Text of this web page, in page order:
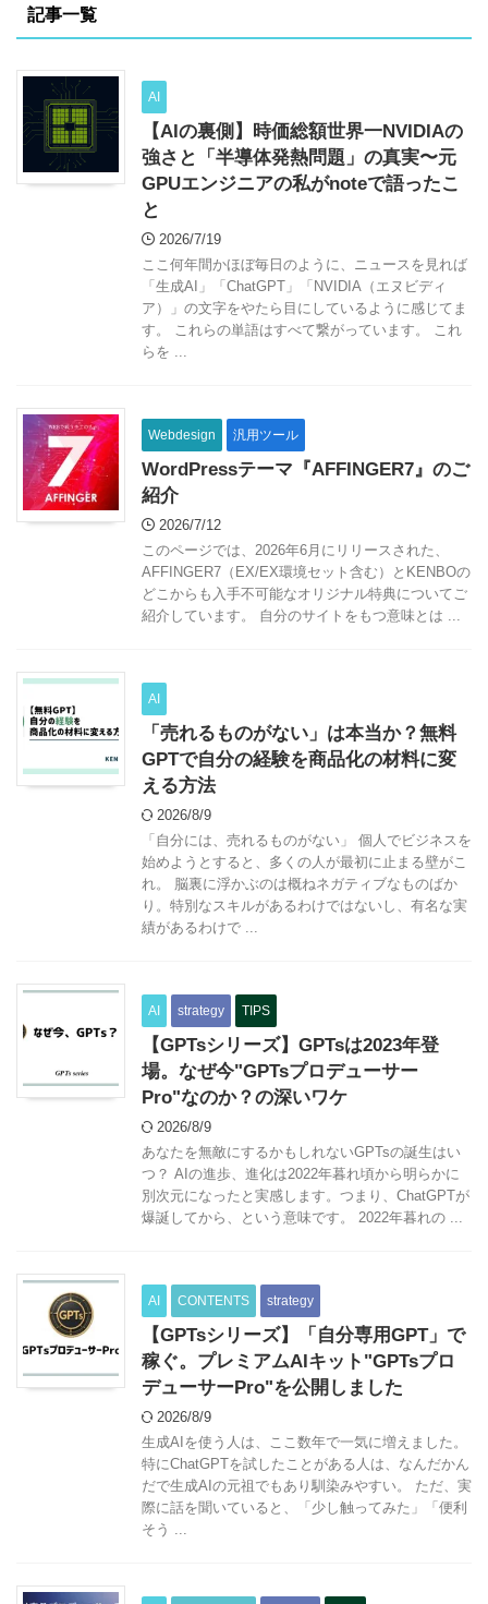
るを得ない思いで ...
記事一覧
AI
【AIの裏側】時価総額世界一NVIDIAの
強さと「半導体発熱問題」の真実〜元
GPUエンジニアの私がnoteで語ったこ
と
2026/7/19
ここ何年間かほぼ毎日のように、ニュースを見れば
「生成AI」「ChatGPT」「NVIDIA（エヌビディ
ア）」の文字をやたら目にしているように感じてま
す。 これらの単語はすべて繋がっています。 これ
らを ...
Webdesign 汎用ツール
WordPressテーマ『AFFINGER7』のご
紹介
2026/7/12
このページでは、2026年6月にリリースされた、
AFFINGER7（EX/EX環境セット含む）とKENBOの
どこからも入手不可能なオリジナル特典についてご
紹介しています。 自分のサイトをもつ意味とは ...
AI
「売れるものがない」は本当か？無料
GPTで自分の経験を商品化の材料に変
える方法
2026/8/9
「自分には、売れるものがない」 個人でビジネスを
始めようとすると、多くの人が最初に止まる壁がこ
れ。 脳裏に浮かぶのは概ねネガティブなものばか
り。特別なスキルがあるわけではないし、有名な実
績があるわけで ...
AI strategy TIPS
【GPTsシリーズ】GPTsは2023年登
場。なぜ今"GPTsプロデューサー
Pro"なのか？の深いワケ
2026/8/9
あなたを無敵にするかもしれないGPTsの誕生はい
つ？ AIの進歩、進化は2022年暮れ頃から明らかに
別次元になったと実感します。つまり、ChatGPTが
爆誕してから、という意味です。 2022年暮れの ...
AI CONTENTS strategy
【GPTsシリーズ】「自分専用GPT」で
稼ぐ。プレミアムAIキット"GPTsプロ
デューサーPro"を公開しました
2026/8/9
生成AIを使う人は、ここ数年で一気に増えました。
特にChatGPTを試したことがある人は、なんだかん
だで生成AIの元祖でもあり馴染みやすい。 ただ、実
際に話を聞いていると、「少し触ってみた」「便利
そう ...